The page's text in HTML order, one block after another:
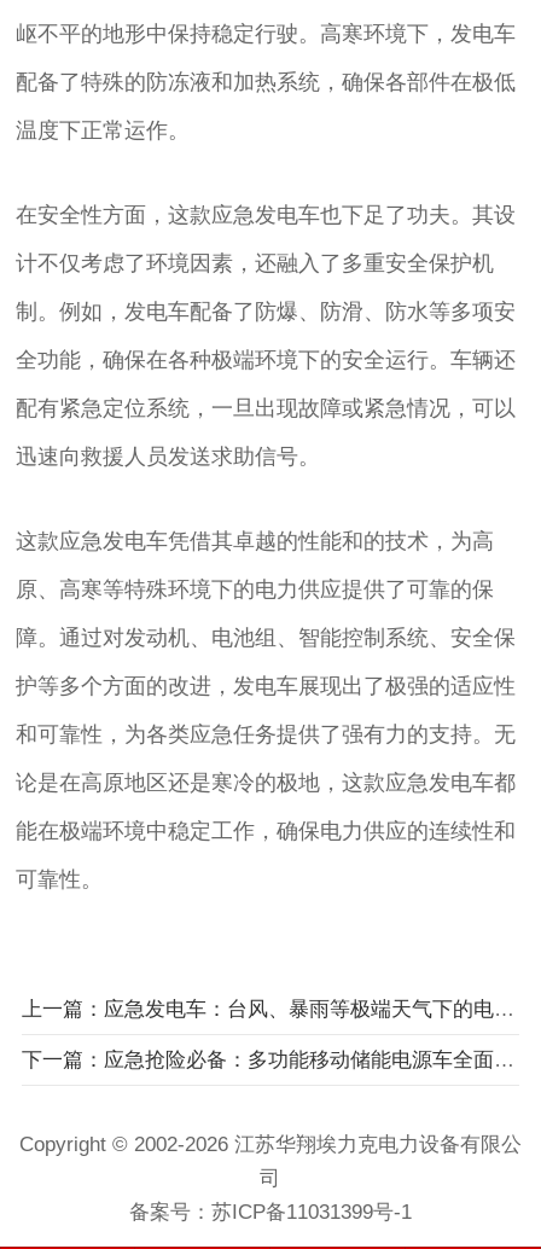
岖不平的地形中保持稳定行驶。高寒环境下，发电车
配备了特殊的防冻液和加热系统，确保各部件在极低
温度下正常运作。
在安全性方面，这款应急发电车也下足了功夫。其设
计不仅考虑了环境因素，还融入了多重安全保护机
制。例如，发电车配备了防爆、防滑、防水等多项安
全功能，确保在各种极端环境下的安全运行。车辆还
配有紧急定位系统，一旦出现故障或紧急情况，可以
迅速向救援人员发送求助信号。
这款应急发电车凭借其卓越的性能和的技术，为高
原、高寒等特殊环境下的电力供应提供了可靠的保
障。通过对发动机、电池组、智能控制系统、安全保
护等多个方面的改进，发电车展现出了极强的适应性
和可靠性，为各类应急任务提供了强有力的支持。无
论是在高原地区还是寒冷的极地，这款应急发电车都
能在极端环境中稳定工作，确保电力供应的连续性和
可靠性。
上一篇：应急发电车：台风、暴雨等极端天气下的电力恢复主力
下一篇：应急抢险必备：多功能移动储能电源车全面解析与应用场景
Copyright © 2002-2026 江苏华翔埃力克电力设备有限公
司
备案号： 苏ICP备11031399号-1